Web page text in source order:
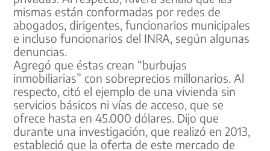
mismas están conformadas por redes de
abogados, dirigentes, funcionarios municipales
e incluso funcionarios del INRA, según algunas
denuncias.
Agregó que éstas crean “burbujas
inmobiliarias” con sobreprecios millonarios. Al
respecto, citó el ejemplo de una vivienda sin
servicios básicos ni vías de acceso, que se
ofrece hasta en 45.000 dólares. Dijo que
durante una investigación, que realizó en 2013,
estableció que la oferta de este mercado de